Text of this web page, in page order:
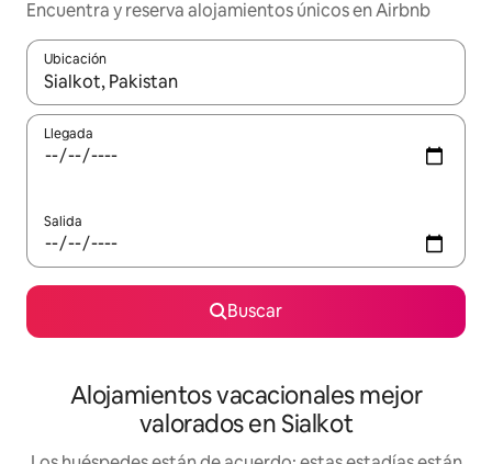
Encuentra y reserva alojamientos únicos en Airbnb
Ubicación
Cuando los resultados estén disponibles, navega con las
Llegada
Salida
Buscar
Alojamientos vacacionales mejor
valorados en Sialkot